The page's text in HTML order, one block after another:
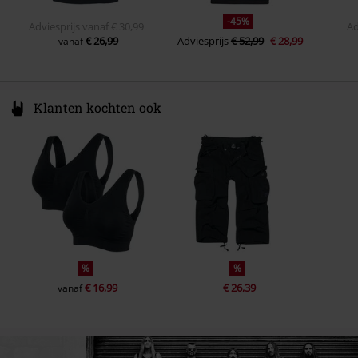
Adviesprijs vanaf € 30,99
vanaf€ 26,99
-45%
Adviesprijs€ 52,99 € 28,99
Klanten kochten ook
%
vanaf€ 16,99
%
€ 26,39